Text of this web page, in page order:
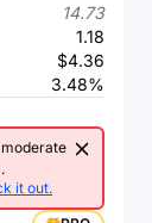
14.73
1.18
$4.36
3.48%
it out.